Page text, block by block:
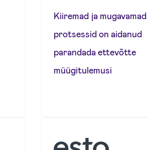
Kiiremad ja mugavamad
protsessid on aidanud
parandada ettevõtte
müügitulemusi